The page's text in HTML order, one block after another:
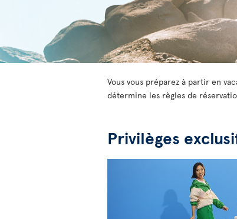
Vous vous préparez à partir en
détermine les règles de
Privilèges